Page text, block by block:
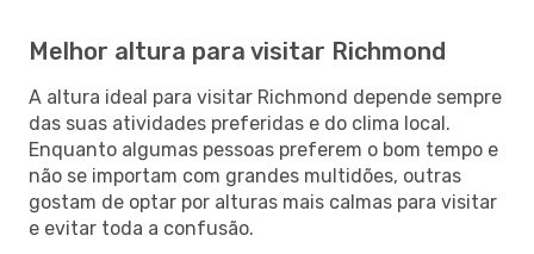
Melhor altura para visitar Richmond
A altura ideal para visitar Richmond depende sempre
das suas atividades preferidas e do clima local.
Enquanto algumas pessoas preferem o bom tempo e
não se importam com grandes multidões, outras
gostam de optar por alturas mais calmas para visitar
e evitar toda a confusão.